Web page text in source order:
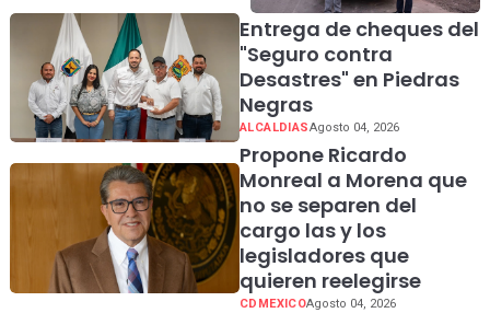
China
Entrega de cheques del
"Seguro contra
Desastres" en Piedras
Negras
ALCALDIASAgosto 04, 2026
Propone Ricardo
Monreal a Morena que
no se separen del
cargo las y los
legisladores que
quieren reelegirse
CDMEXICOAgosto 04, 2026